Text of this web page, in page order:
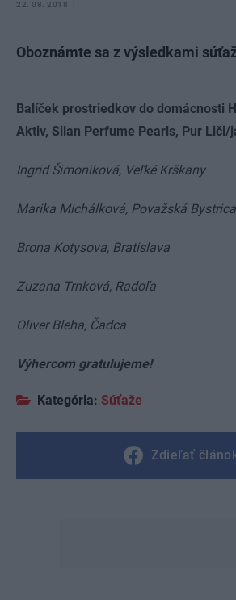
22. 08. 2018
Oboznámte sa z výsledkami
Balíček prostriedkov do domácnosti
Aktiv, Silan Perfume Pearls, Pur
Ingrid Šimoniková, Veľké Krškany
Marika Michálková, Považská Bystrica
Brona Kotysova, Bratislava
Zuzana Trnková, Radoľa
Oliver Bleha, Čadca
Výhercom gratulujeme!
Kategória: Súťaže
Zdieľať